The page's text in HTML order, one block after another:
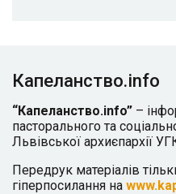
Капеланство.info
“Капеланство.info” –
пасторального та
Львівської архиєпархії
Передрук матеріалів
гіперпосилання на